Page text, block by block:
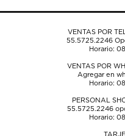
envío.envío.envío.envío.envío.
VENTAS POR
55.5725.2246
Horario:
VENTAS POR
Agregar en
Horario:
PERSONAL
55.5725.2246
Horario: